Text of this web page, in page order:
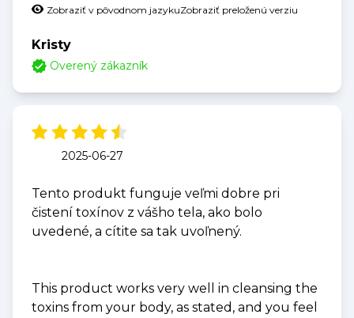
Zobraziť v pôvodnom jazykuZobraziť preloženú verziu
Kristy
Overený zákazník
2025-06-27
Tento produkt funguje veľmi dobre pri
čistení toxínov z vášho tela, ako bolo
uvedené, a cítite sa tak uvoľnený.
This product works very well in cleansing the
toxins from your body, as stated, and you feel